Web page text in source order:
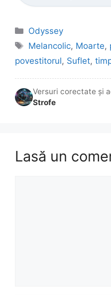
Categorii
Odyssey
Etichete
Melancolic, Moarte,
povestitorul, Suflet,
Versuri corectate și
Strofe
Lasă un